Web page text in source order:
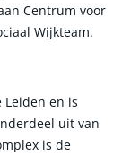
Centrum voor
Wijkteam.
en is
uit van
is de